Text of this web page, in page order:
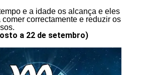
e a idade os alcança e eles
correctamente e reduzir os
a 22 de setembro)